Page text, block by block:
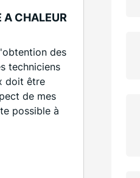
A CHALEUR
des
techniciens
doit être
de mes
possible à